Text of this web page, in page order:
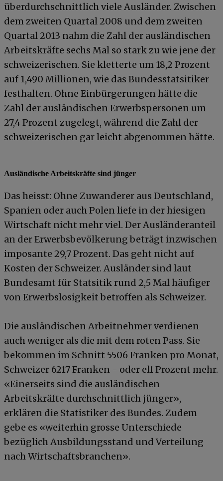
überdurchschnittlich viele Ausländer. Zwischen
dem zweiten Quartal 2008 und dem zweiten
Quartal 2013 nahm die Zahl der ausländischen
Arbeitskräfte sechs Mal so stark zu wie jene der
schweizerischen. Sie kletterte um 18,2 Prozent
auf 1,490 Millionen, wie das Bundesstatsitiker
festhalten. Ohne Einbürgerungen hätte die
Zahl der ausländischen Erwerbspersonen um
27,4 Prozent zugelegt, während die Zahl der
schweizerischen gar leicht abgenommen hätte.
Ausländische Arbeitskräfte sind jünger
Das heisst: Ohne Zuwanderer aus Deutschland,
Spanien oder auch Polen liefe in der hiesigen
Wirtschaft nicht mehr viel. Der Ausländeranteil
an der Erwerbsbevölkerung beträgt inzwischen
imposante 29,7 Prozent. Das geht nicht auf
Kosten der Schweizer. Ausländer sind laut
Bundesamt für Statsitik rund 2,5 Mal häufiger
von Erwerbslosigkeit betroffen als Schweizer.
Die ausländischen Arbeitnehmer verdienen
auch weniger als die mit dem roten Pass. Sie
bekommen im Schnitt 5506 Franken pro Monat,
Schweizer 6217 Franken - oder elf Prozent mehr.
«Einerseits sind die ausländischen
Arbeitskräfte durchschnittlich jünger»,
erklären die Statistiker des Bundes. Zudem
gebe es «weiterhin grosse Unterschiede
bezüglich Ausbildungsstand und Verteilung
nach Wirtschaftsbranchen».